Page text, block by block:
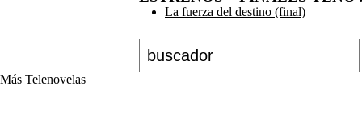
La fuerza del destino (final)
Más Telenovelas